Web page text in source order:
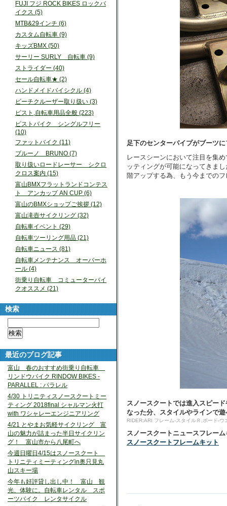
足下のセンターパイプがブーツ
レースシーンにおいて注目を集
ッティングが可能になってきま
階アップする為、もう今までの
スノースクートでは進入スピー
なった分、スタイルやラインで
RIDER:ARI フレーム-スタイルＲ,ボード-
スノースクートニュースフレー
スノースクートフレームキット
FUJI フジ ROCK BIKES ロックバ
イクス (5)
MTB&29インチ (6)
カスタム自転車 (9)
キッズBMX (50)
サーリー SURLY 自転車 (9)
ストライダー (40)
セール自転車★ (2)
ハンドメイドバイシクル (4)
ビーチクルーザー取り扱い (3)
ピスト,自転車用品全般 (223)
ピストバイク シングルフリー
(10)
ファットバイク (11)
ブルーノ BRUNO (7)
取り扱いロードレーサー シクロ
クロス案内 (15)
富山BMXフラットランドコンテス
ト アンカップ AN CUP (6)
富山のBMXショップご挨拶 (12)
富山滝壺サイクリング (32)
自転車イベント (29)
自転車ツーリング用品 (21)
自転車ニュース (81)
自転車メンテナンス オーバーホ
ール (4)
街乗り自転車 コミューターバイ
クオススメ (21)
検索
最近のブログ記事
富山 春のおすすめ街乗り自転車
リンドウバイク RINDOW BIKES -
PARALLEL : パラレル
4/30 トリニティスノースクートミー
ティング 2018final シャルマン火打
with ワシャレーエンジニアリング
4/21 とやまお気軽サイクリング 富
山の魅力が詰まった半日サイクリン
グ！ 富山市から八尾町へ
今週日曜日4/15はスノースクート
トリニティミーティングin奥只見丸
山スキー場
今年も好評貸し出し中！ 富山 観
光、体験に。自転車レンタル スポ
ーツバイク レンタサイクル